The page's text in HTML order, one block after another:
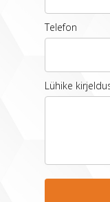
Telefon
Lühike